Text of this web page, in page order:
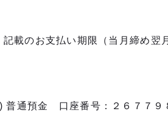
載のお支払い期限（当月締め翌
普通預金 口座番号：２６７